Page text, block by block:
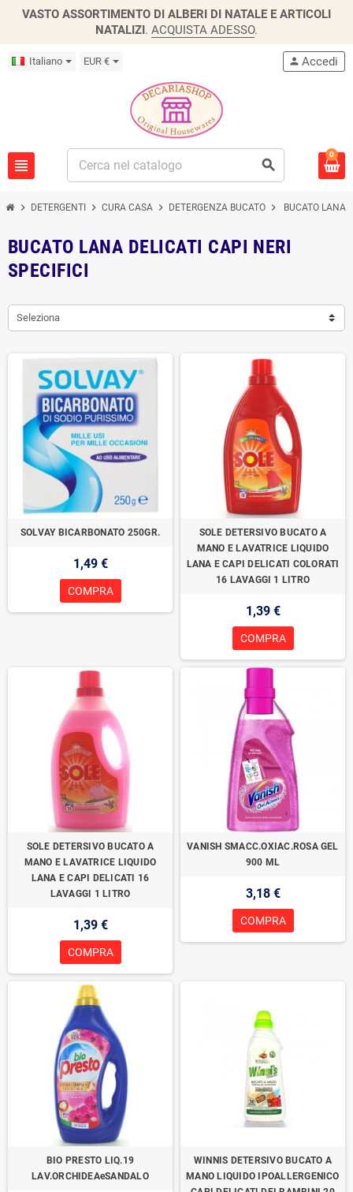
VASTO ASSORTIMENTO DI ALBERI DI NATALE E ARTICOLI
NATALIZI. ACQUISTA ADESSO.
Italiano EUR €
view_headline search
person Accedi
0
chevron_right DETERGENTI chevron_right CURA CASA chevron_right DETERGENZA BUCATO chevron_right BUCATO LANA
BUCATO LANA DELICATI CAPI NERI
SPECIFICI
Seleziona
SOLVAY BICARBONATO 250GR.
1,49 €
COMPRA
SOLE DETERSIVO BUCATO A
MANO E LAVATRICE LIQUIDO
LANA E CAPI DELICATI COLORATI
16 LAVAGGI 1 LITRO
1,39 €
COMPRA
SOLE DETERSIVO BUCATO A
MANO E LAVATRICE LIQUIDO
LANA E CAPI DELICATI 16
LAVAGGI 1 LITRO
1,39 €
COMPRA
VANISH SMACC.OXIAC.ROSA GEL
900 ML
3,18 €
COMPRA
BIO PRESTO LIQ.19
LAV.ORCHIDEAeSANDALO
WINNIS DETERSIVO BUCATO A
MANO LIQUIDO IPOALLERGENICO